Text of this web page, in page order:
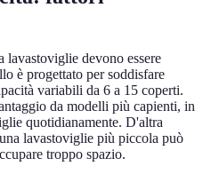
lavastoviglie devono essere
è progettato per soddisfare
variabili da 6 a 15 coperti.
da modelli più capienti, in
quotidianamente. D'altra
lavastoviglie più piccola può
troppo spazio.